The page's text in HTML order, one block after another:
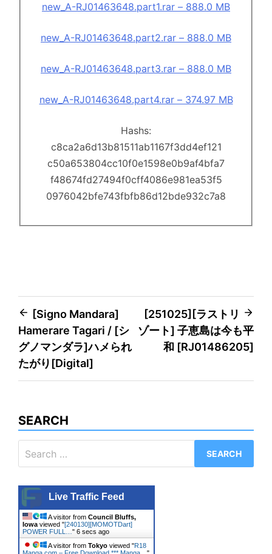
new_A-RJ01463648.part1.rar – 888.0 MB
new_A-RJ01463648.part2.rar – 888.0 MB
new_A-RJ01463648.part3.rar – 888.0 MB
new_A-RJ01463648.part4.rar – 374.97 MB
Hashs:
c8ca2a6d13b81511ab1167f3dd4ef121
c50a653804cc10f0e1598e0b9af4bfa7
f48674fd27494f0cff4086e981ea53f5
0976042bfe743fbfb86d12bde932c7a8
Post
navigation
[Signo Mandara]
Hamerare Tagari / [シ
グノマンダラ]ハメられ
たがり[Digital]
[251025][ラストリ
ゾート] 子恵島は今も平
和 [RJ01486205]
SEARCH
for:
Live Traffic Feed
A visitor from Council Bluffs,
Iowaviewed "[240130][MOMOTDart]
POWER FULL…" 7 secs ago
A visitor from Tokyo viewed "R18